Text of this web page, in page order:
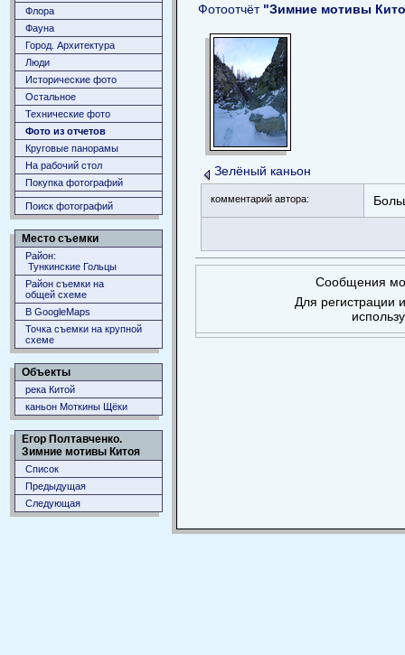
Флора
Фауна
Город. Архитектура
Люди
Исторические фото
Остальное
Технические фото
Фото из отчетов
Круговые панорамы
На рабочий стол
Покупка фотографий
Поиск фотографий
Место съемки
Район:
Тункинские Гольцы
Район съемки на
общей схеме
В GoogleMaps
Точка съемки на крупной
схеме
Объекты
река Китой
каньон Моткины Щёки
Егор Полтавченко.
Зимние мотивы Китоя
Список
Предыдущая
Следующая
Фотоотчёт "Зимние мотивы
Зелёный каньон
комментарий автора:
Сообщения
Для регистрации